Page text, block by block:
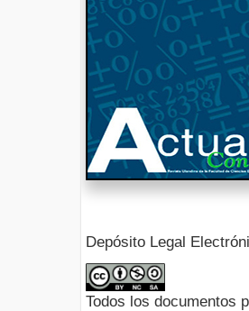
Depósito Legal
Todos los documentos